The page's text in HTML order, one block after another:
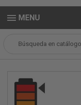
MENU
Grandes Poppers